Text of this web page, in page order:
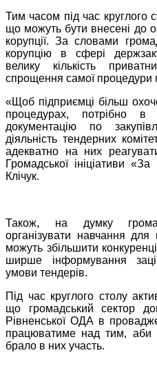
Тим часом під час круглого
що можуть бути внесені до
корупції. За словами
корупцію в сфері
велику кількість
спрощення самої процедури
«Щоб підприємці більш
процедурах, потрібно в
документацію по
діяльність тендерних
адекватно на них
Громадської ініціативи
Клічук.
Також, на думку
організувати навчання для
можуть збільшити
ширше інформування
умови тендерів.
Під час круглого столу
що громадський сектор
Рівненської ОДА в
працюватиме над тим, аби
брало в них участь.